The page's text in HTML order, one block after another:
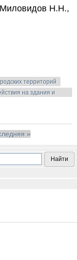
Т.Д. 1978
Миловидов Н.Н.,
территорий
на здания и
»